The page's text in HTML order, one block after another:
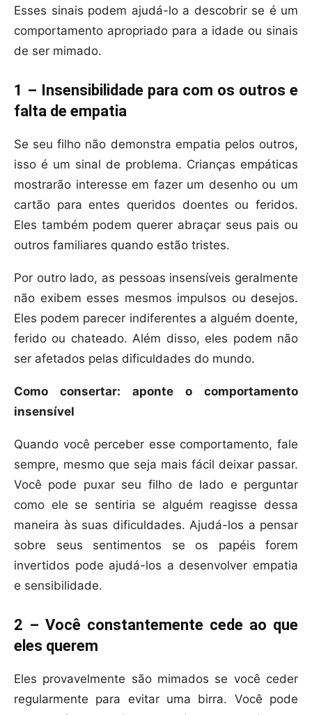
Esses sinais podem ajudá-lo a descobrir se é um
comportamento apropriado para a idade ou sinais
de ser mimado.
1 – Insensibilidade para com os outros e
falta de empatia
Se seu filho não demonstra empatia pelos outros,
isso é um sinal de problema. Crianças empáticas
mostrarão interesse em fazer um desenho ou um
cartão para entes queridos doentes ou feridos.
Eles também podem querer abraçar seus pais ou
outros familiares quando estão tristes.
Por outro lado, as pessoas insensíveis geralmente
não exibem esses mesmos impulsos ou desejos.
Eles podem parecer indiferentes a alguém doente,
ferido ou chateado. Além disso, eles podem não
ser afetados pelas dificuldades do mundo.
Como consertar: aponte o comportamento
insensível
Quando você perceber esse comportamento, fale
sempre, mesmo que seja mais fácil deixar passar.
Você pode puxar seu filho de lado e perguntar
como ele se sentiria se alguém reagisse dessa
maneira às suas dificuldades. Ajudá-los a pensar
sobre seus sentimentos se os papéis forem
invertidos pode ajudá-los a desenvolver empatia
e sensibilidade.
2 – Você constantemente cede ao que
eles querem
Eles provavelmente são mimados se você ceder
regularmente para evitar uma birra. Você pode